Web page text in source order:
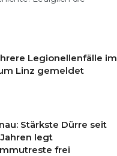
Legionellenfälle im
Linz gemeldet
Stärkste Dürre seit
legt
frei